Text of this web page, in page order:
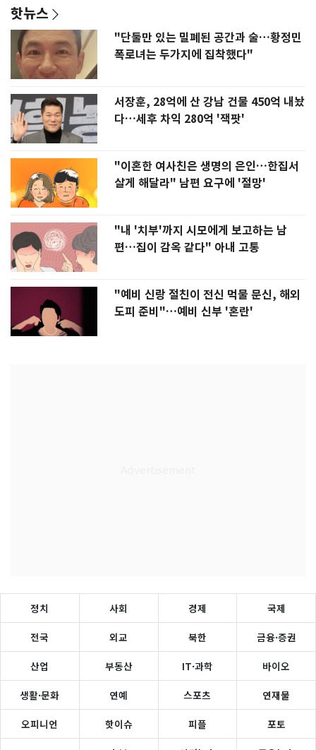
핫뉴스
"단둘만 있는 밀폐된 공간과 술…황정민
폭로녀는 두가지에 집착했다"
서장훈, 28억에 산 강남 건물 450억 내놨
다…세후 차익 280억 '잭팟'
"이혼한 여사친은 생명의 은인…한집서
살게 해달라" 남편 요구에 '절망'
"내 '치부'까지 시모에게 보고하는 남
편…집이 감옥 같다" 아내 고통
"예비 신랑 절친이 전신 먹물 문신, 해외
도피 준비"…예비 신부 '혼란'
정치 사회 경제 국제
전국 외교 북한 금융·증권
산업 부동산 IT·과학 바이오
생활·문화 연예 스포츠 연재물
오피니언 핫이슈 피플 포토